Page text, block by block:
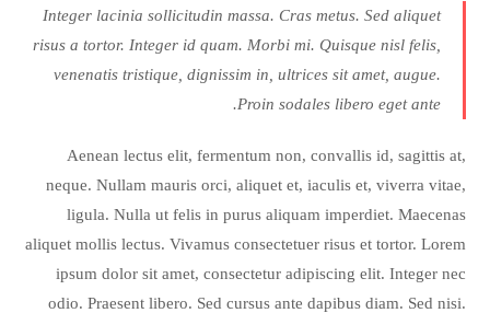
Integer lacinia sollicitudin massa. Cras metus. Sed aliquet
risus a tortor. Integer id quam. Morbi mi. Quisque nisl felis,
venenatis tristique, dignissim in, ultrices sit amet, augue.
Proin sodales libero eget ante.
Aenean lectus elit, fermentum non, convallis id, sagittis at,
neque. Nullam mauris orci, aliquet et, iaculis et, viverra vitae,
ligula. Nulla ut felis in purus aliquam imperdiet. Maecenas
aliquet mollis lectus. Vivamus consectetuer risus et tortor. Lorem
ipsum dolor sit amet, consectetur adipiscing elit. Integer nec
odio. Praesent libero. Sed cursus ante dapibus diam. Sed nisi.